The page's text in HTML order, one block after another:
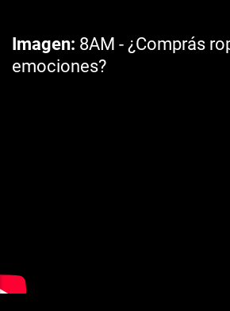
Imagen 8AM - ¿Comprás
emociones?